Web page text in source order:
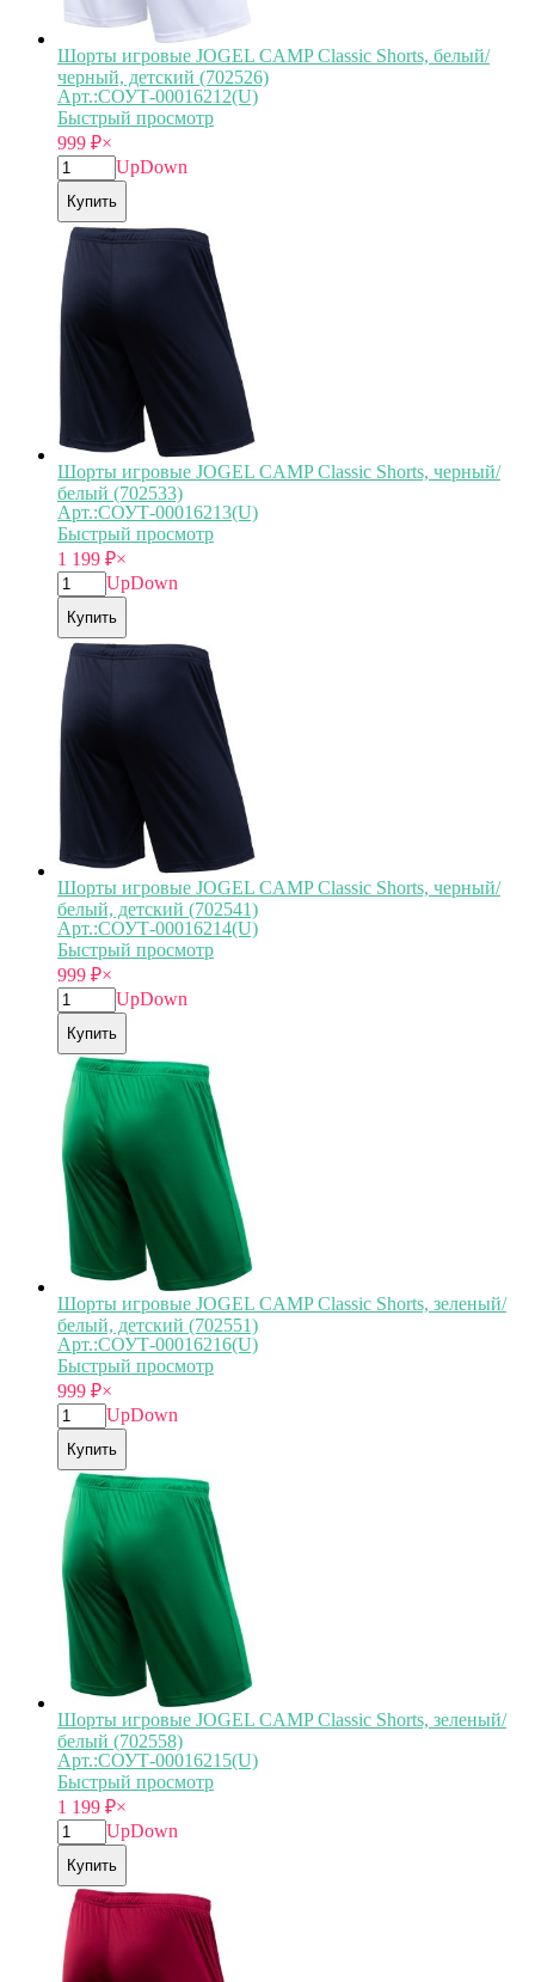
Шорты игровые JOGEL CAMP Classic Shorts, белый/
черный, детский (702526)
Арт.:СОУТ-00016212(U)
Быстрый просмотр
999 ₽×
UpDown
Купить
Шорты игровые JOGEL CAMP Classic Shorts, черный/
белый (702533)
Арт.:СОУТ-00016213(U)
Быстрый просмотр
1 199 ₽×
UpDown
Купить
Шорты игровые JOGEL CAMP Classic Shorts, черный/
белый, детский (702541)
Арт.:СОУТ-00016214(U)
Быстрый просмотр
999 ₽×
UpDown
Купить
Шорты игровые JOGEL CAMP Classic Shorts, зеленый/
белый, детский (702551)
Арт.:СОУТ-00016216(U)
Быстрый просмотр
999 ₽×
UpDown
Купить
Шорты игровые JOGEL CAMP Classic Shorts, зеленый/
белый (702558)
Арт.:СОУТ-00016215(U)
Быстрый просмотр
1 199 ₽×
UpDown
Купить